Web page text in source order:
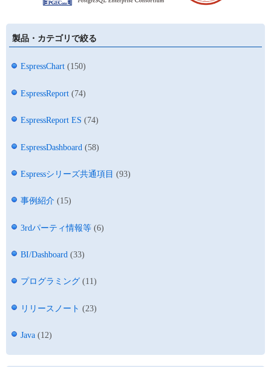
製品・カテゴリで絞る
EspressChart (150)
EspressReport (74)
EspressReport ES (74)
EspressDashboard (58)
Espressシリーズ共通項目 (93)
事例紹介 (15)
3rdパーティ情報等 (6)
BI/Dashboard (33)
プログラミング (11)
リリースノート (23)
Java (12)